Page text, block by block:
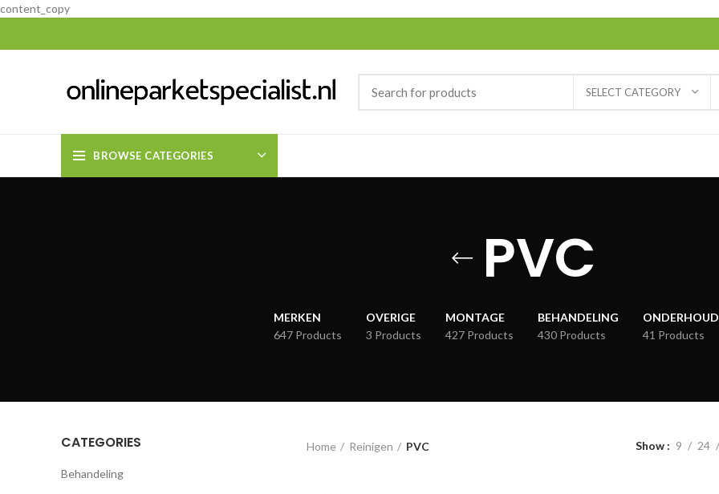
content_copy
SELECT CATEGORY
BROWSE CATEGORIES
PVC
MERKEN
647 Products
OVERIGE
3 Products
MONTAGE
427 Products
BEHANDELING
430 Products
ONDERHOUD
41 Products
CATEGORIES
Behandeling
Home Reinigen PVC Show 9 24